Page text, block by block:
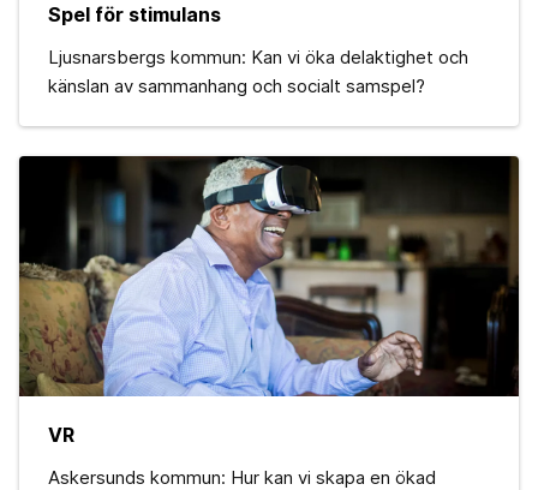
Spel för stimulans
Ljusnarsbergs kommun: Kan vi öka delaktighet och
känslan av sammanhang och socialt samspel?
VR
Askersunds kommun: Hur kan vi skapa en ökad